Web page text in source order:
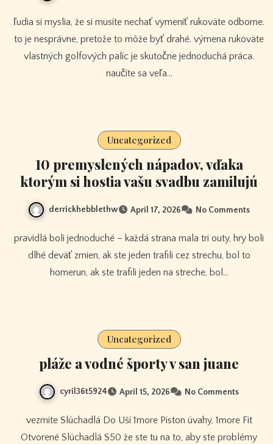
ľudia si myslia, že si musíte nechať vymeniť rukoväte odborne.
to je nesprávne, pretože to môže byť drahé. výmena rukoväte
vlastných golfových palíc je skutočne jednoduchá práca.
naučíte sa veľa…
Uncategorized
10 premyslených nápadov, vďaka
ktorým si hostia vašu svadbu zamilujú
derrickhebblethw April 17, 2026 No Comments
pravidlá boli jednoduché – každá strana mala tri outy, hry boli
dlhé deväť zmien, ak ste jeden trafili cez strechu, bol to
homerun, ak ste trafili jeden na streche, bol…
Uncategorized
pláže a vodné športy v san juane
cyril36t5924 April 15, 2026 No Comments
vezmite Slúchadlá Do Uší 1more Piston úvahy, 1more Fit
Otvorené Slúchadlá S50 že ste tu na to, aby ste problémy